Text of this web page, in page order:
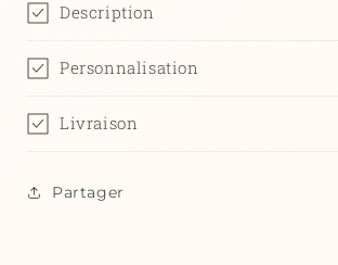
Description
Personnalisation
Livraison
Partager